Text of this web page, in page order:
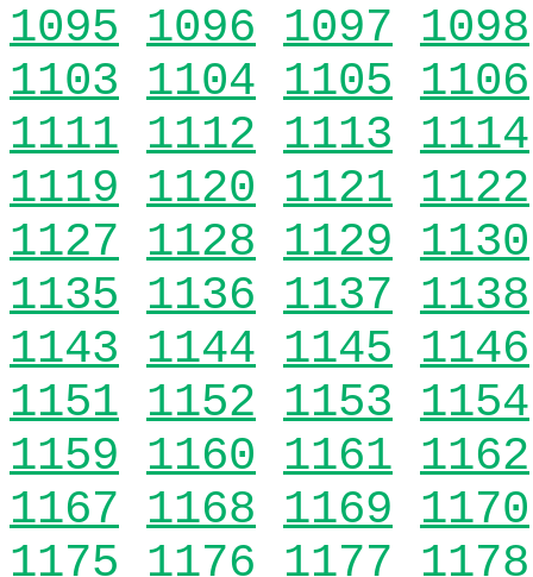
1095 1096 1097 1098
1103 1104 1105 1106
1111 1112 1113 1114
1119 1120 1121 1122
1127 1128 1129 1130
1135 1136 1137 1138
1143 1144 1145 1146
1151 1152 1153 1154
1159 1160 1161 1162
1167 1168 1169 1170
1175 1176 1177 1178